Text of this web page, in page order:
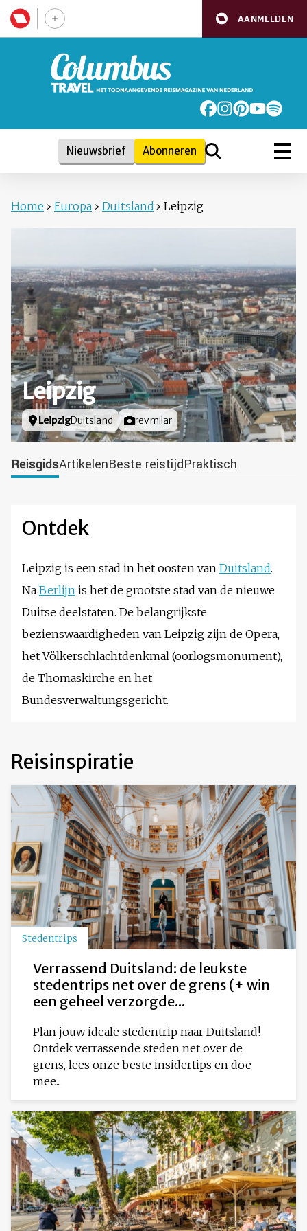
AANMELDEN
Nieuwsbrief Abonneren
Home › Europa › Duitsland › Leipzig
Leipzig
Locatie
LeipzigDuitsland Foto door
revmilar
ReisgidsArtikelenBeste reistijdPraktisch
Ontdek
Leipzig is een stad in het oosten van Duitsland.
Na Berlijn is het de grootste stad van de nieuwe
Duitse deelstaten. De belangrijkste
bezienswaardigheden van Leipzig zijn de Opera,
het Völkerschlachtdenkmal (oorlogsmonument),
de Thomaskirche en het
Bundesverwaltungsgericht.
Reisinspiratie
Stedentrips
Verrassend Duitsland: de leukste
stedentrips net over de grens (+ win
een geheel verzorgde...
Plan jouw ideale stedentrip naar Duitsland!
Ontdek verrassende steden net over de
grens, lees onze beste insidertips en doe
mee...